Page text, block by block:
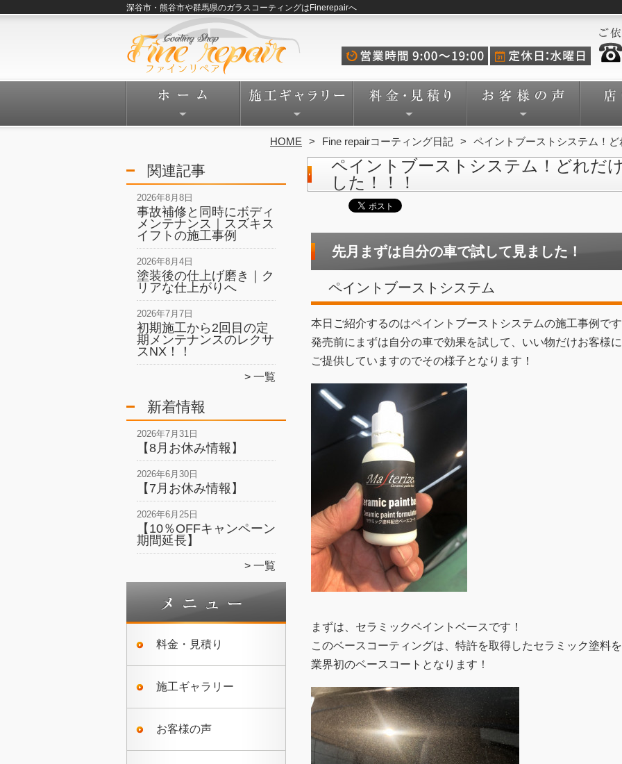
深谷市・熊谷市や群馬県のガラスコーティングはFinerepairへ
HOME Fine repairコーティング日記 ペイントブーストシステム！
関連記事
2026年8月8日
事故補修と同時にボディ
メンテナンス｜スズキス
イフトの施工事例
2026年8月4日
塗装後の仕上げ磨き｜ク
リアな仕上がりへ
2026年7月7日
初期施工から2回目の定
期メンテナンスのレクサ
スNX！！
一覧
新着情報
2026年7月31日
【8月お休み情報】
2026年6月30日
【7月お休み情報】
2026年6月25日
【10％OFFキャンペーン
期間延長】
一覧
料金・見積り
施工ギャラリー
お客様の声
ペイントブーストシステム！どれだ
した！！！
先月まずは自分の車で試して見ました！
ペイントブーストシステム
本日ご紹介するのはペイントブーストシステムの施工事例で
発売前にまずは自分の車で効果を試して、いい物だけお客様に
ご提供していますのでその様子となります！
まずは、セラミックペイントベースです！
このベースコーティングは、特許を取得したセラミック塗料
業界初のベースコートとなります！